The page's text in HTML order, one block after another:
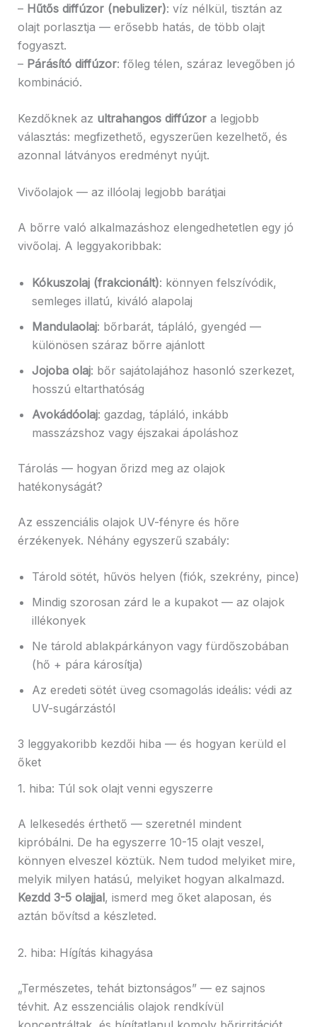
– Hűtős diffúzor (nebulizer): víz nélkül, tisztán az
olajt porlasztja — erősebb hatás, de több olajt
fogyaszt.
– Párásító diffúzor: főleg télen, száraz levegőben jó
kombináció.
Kezdőknek az ultrahangos diffúzora legjobb
választás: megfizethető, egyszerűen kezelhető, és
azonnal látványos eredményt nyújt.
Vivőolajok — az illóolaj legjobb barátjai
A bőrre való alkalmazáshoz elengedhetetlen egy jó
vivőolaj. A leggyakoribbak:
Kókuszolaj (frakcionált): könnyen felszívódik,
semleges illatú, kiváló alapolaj
Mandulaolaj: bőrbarát, tápláló, gyengéd —
különösen száraz bőrre ajánlott
Jojoba olaj: bőr sajátolajához hasonló szerkezet,
hosszú eltarthatóság
Avokádóolaj: gazdag, tápláló, inkább
masszázshoz vagy éjszakai ápoláshoz
Tárolás — hogyan őrizd meg az olajok
hatékonyságát?
Az esszenciális olajok UV-fényre és hőre
érzékenyek. Néhány egyszerű szabály:
Tárold sötét, hűvös helyen (fiók, szekrény, pince)
Mindig szorosan zárd le a kupakot — az olajok
illékonyek
Ne tárold ablakpárkányon vagy fürdőszobában
(hő + pára károsítja)
Az eredeti sötét üveg csomagolás ideális: védi az
UV-sugárzástól
3 leggyakoribb kezdői hiba — és hogyan kerüld el
őket
1. hiba: Túl sok olajt venni egyszerre
A lelkesedés érthető — szeretnél mindent
kipróbálni. De ha egyszerre 10-15 olajt veszel,
könnyen elveszel köztük. Nem tudod melyiket mire,
melyik milyen hatású, melyiket hogyan alkalmazd.
Kezdd 3-5 olajjal, ismerd meg őket alaposan, és
aztán bővítsd a készleted.
2. hiba: Hígítás kihagyása
„Természetes, tehát biztonságos” — ez sajnos
tévhit. Az esszenciális olajok rendkívül